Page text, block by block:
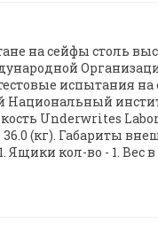
на сейфы столь
испытания на
Национальный
Underwrites
(кг). Габариты
кол-во - 1. Вес в